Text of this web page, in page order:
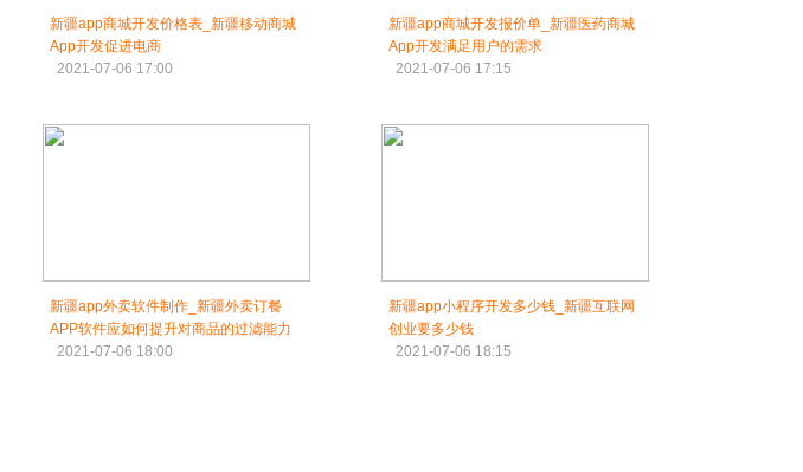
新疆app商城开发价格表_新疆移动商城
App开发促进电商
2021-07-06 17:00
新疆app商城开发报价单_新疆医药商城
App开发满足用户的需求
2021-07-06 17:15
新疆app外卖软件制作_新疆外卖订餐
APP软件应如何提升对商品的过滤能力
2021-07-06 18:00
新疆app小程序开发多少钱_新疆互联网
创业要多少钱
2021-07-06 18:15